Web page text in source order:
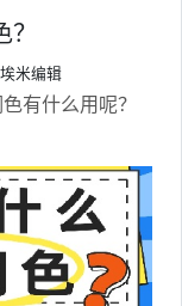
米编辑
有什么用呢？